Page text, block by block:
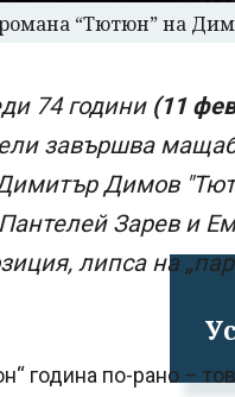
“Тютюн” на
74 години (11
завършва
Димов
Зарев и
липса на
година по-рано –